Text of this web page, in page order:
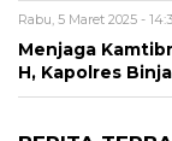
Rabu, 5 Maret 2025 -
Menjaga
H, Kapolres